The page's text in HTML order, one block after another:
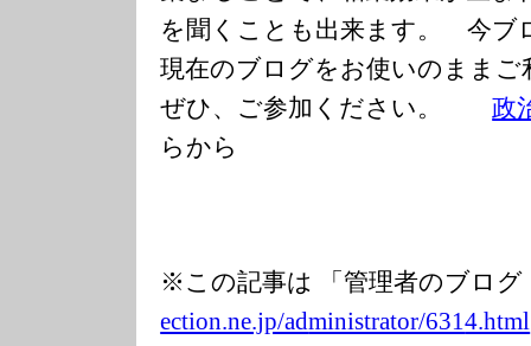
を聞くことも出来ます。 今ブ
現在のブログをお使いのまま
ぜひ、ご参加ください。政
らから
※この記事は 「管理者のブログ
ection.ne.jp/administrator/6314.html